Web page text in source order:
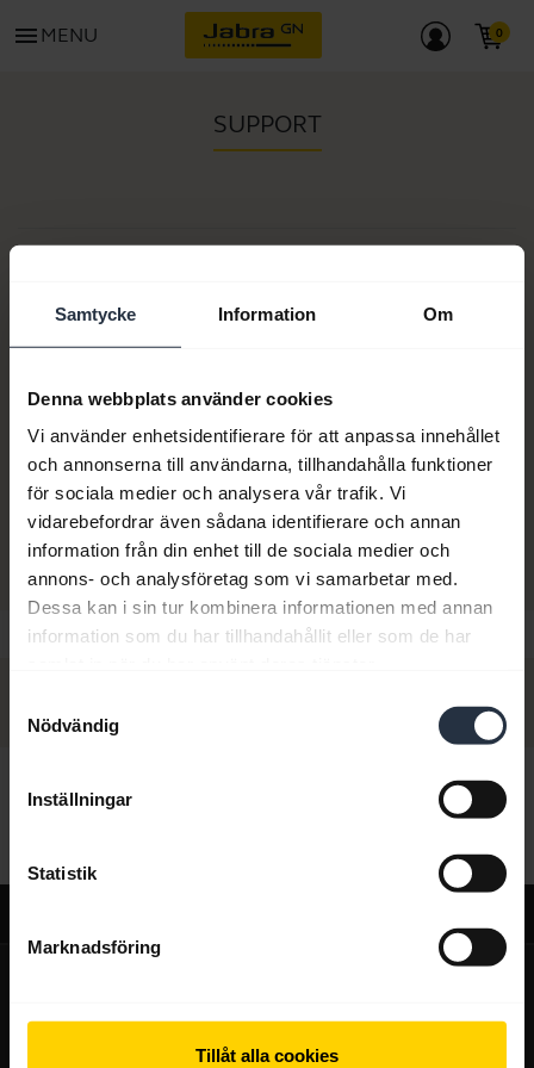
Samtycke Information Om
Denna webbplats använder cookies
Vi använder enhetsidentifierare för att anpassa innehållet
och annonserna till användarna, tillhandahålla funktioner
för sociala medier och analysera vår trafik. Vi
vidarebefordrar även sådana identifierare och annan
information från din enhet till de sociala medier och
annons- och analysföretag som vi samarbetar med.
Dessa kan i sin tur kombinera informationen med annan
information som du har tillhandahållit eller som de har
Nödvändig
Inställningar
Statistik
Marknadsföring
Tillåt alla cookies
menu MENU
SUPPORT
Modellnummer:
Produktdokument
Köp nu
Hej,
expand_more
Om Jabra